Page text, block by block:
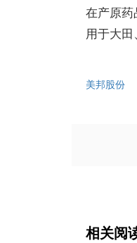
在产原
用于大
美邦股份
相关阅